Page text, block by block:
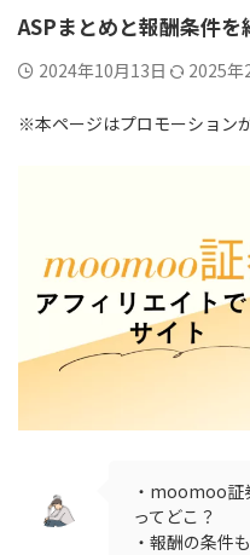
ASPまとめと報酬条件を
2024年10月13日 2025年
※本ページはプロモーション
・moomoo証
ってどこ？
・報酬の条件